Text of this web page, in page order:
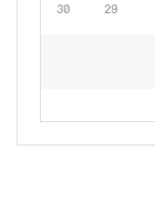
29
30